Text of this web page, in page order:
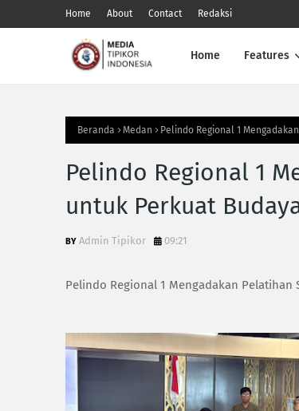
Home About Contact Redaksi
Home Features
Beranda Medan Pelindo Regional 1
Pelindo Regional 1
untuk Perkuat
Admin Tipikor 09:21
Pelindo Regional 1 Mengadakan